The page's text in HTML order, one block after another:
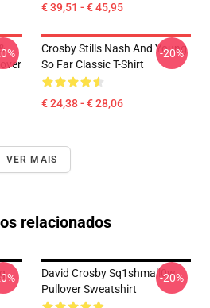
€ 39,51 - € 45,95
Crosby Stills Nash And Young
So Far Classic T-Shirt
€ 24,38 - € 28,06
-20%
VER MAIS
relacionados
David Crosby Sq1shmall0w
Pullover Sweatshirt
-20%